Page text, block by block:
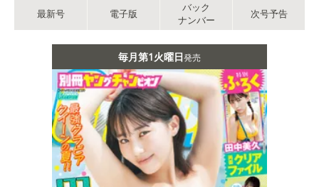
最新号 電子版
バック
ナンバー
次号予告
毎月第1火曜日発売